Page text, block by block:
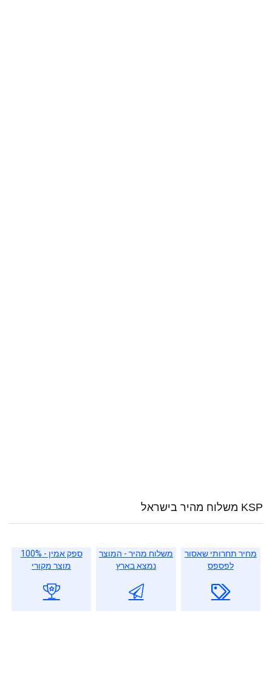
KSP משלוח מהיר בישראל
מחיר תחרותי שאסור
לפספס
משלוח מהיר - המוצר
נמצא בארץ
ספק אמין - 100%
מוצר מקורי